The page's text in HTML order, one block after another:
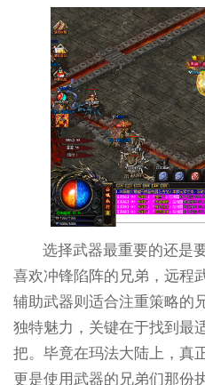
选择武器最重要的还是
喜欢冲锋陷阵的兄弟，远程
辅助武器则适合注重策略的
独特魅力，关键在于找到最
把。毕竟在玛法大陆上，真
更是使用武器的兄弟们那份